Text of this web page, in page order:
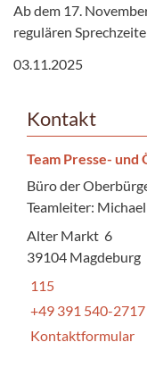
Ab dem 17.
regulären
03.11.2025
Kontakt
Team Presse-
Büro der
Teamleiter:
Alter Markt 6
39104 Magdeburg
115
+49 391 540-2717
Kontaktformular